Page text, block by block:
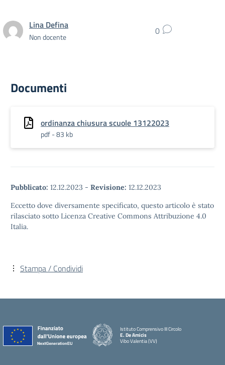
Lina Defina
Non docente 0
Documenti
ordinanza chiusura scuole 13122023
pdf - 83 kb
Pubblicato: 12.12.2023 - Revisione: 12.12.2023
Eccetto dove diversamente specificato, questo articolo è stato
rilasciato sotto Licenza Creative Commons Attribuzione 4.0
Italia.
Stampa / Condividi
Istituto Comprensivo III Circolo
E. De Amicis
Vibo Valentia (VV)